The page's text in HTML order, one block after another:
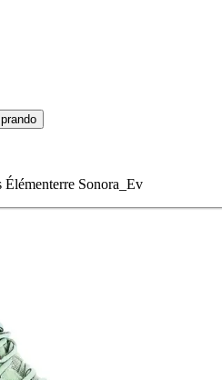
Élémenterre Sonora_Ev